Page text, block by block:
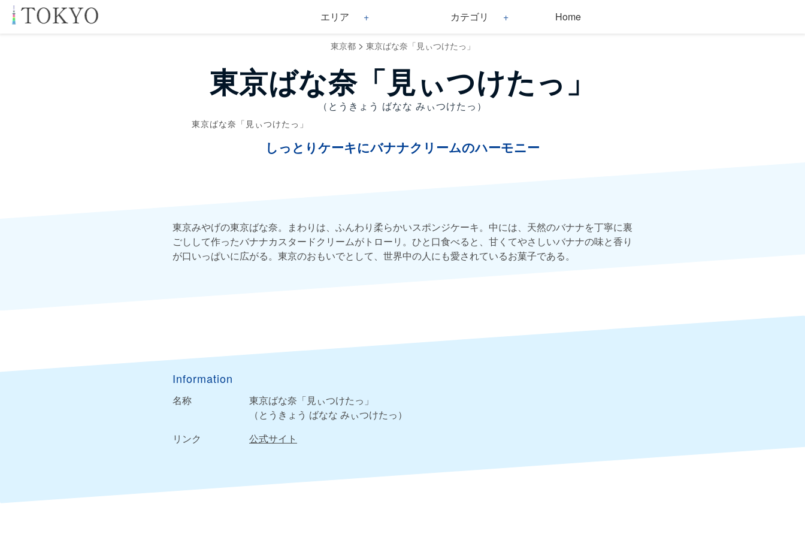
エリア カテゴリ Home
東京都> 東京ばな奈「見ぃつけたっ」
東京ばな奈「見ぃつけたっ」
（とうきょう ばなな みぃつけたっ）
東京ばな奈「見ぃつけたっ」
しっとりケーキにバナナクリームのハーモニー
東京みやげの東京ばな奈。まわりは、ふんわり柔らかいスポンジケーキ。中には、天然のバナナを丁寧に裏
ごしして作ったバナナカスタードクリームがトローリ。ひと口食べると、甘くてやさしいバナナの味と香り
が口いっぱいに広がる。東京のおもいでとして、世界中の人にも愛されているお菓子である。
Information
名称
東京ばな奈「見ぃつけたっ」
（とうきょう ばなな みぃつけたっ）
リンク
公式サイト